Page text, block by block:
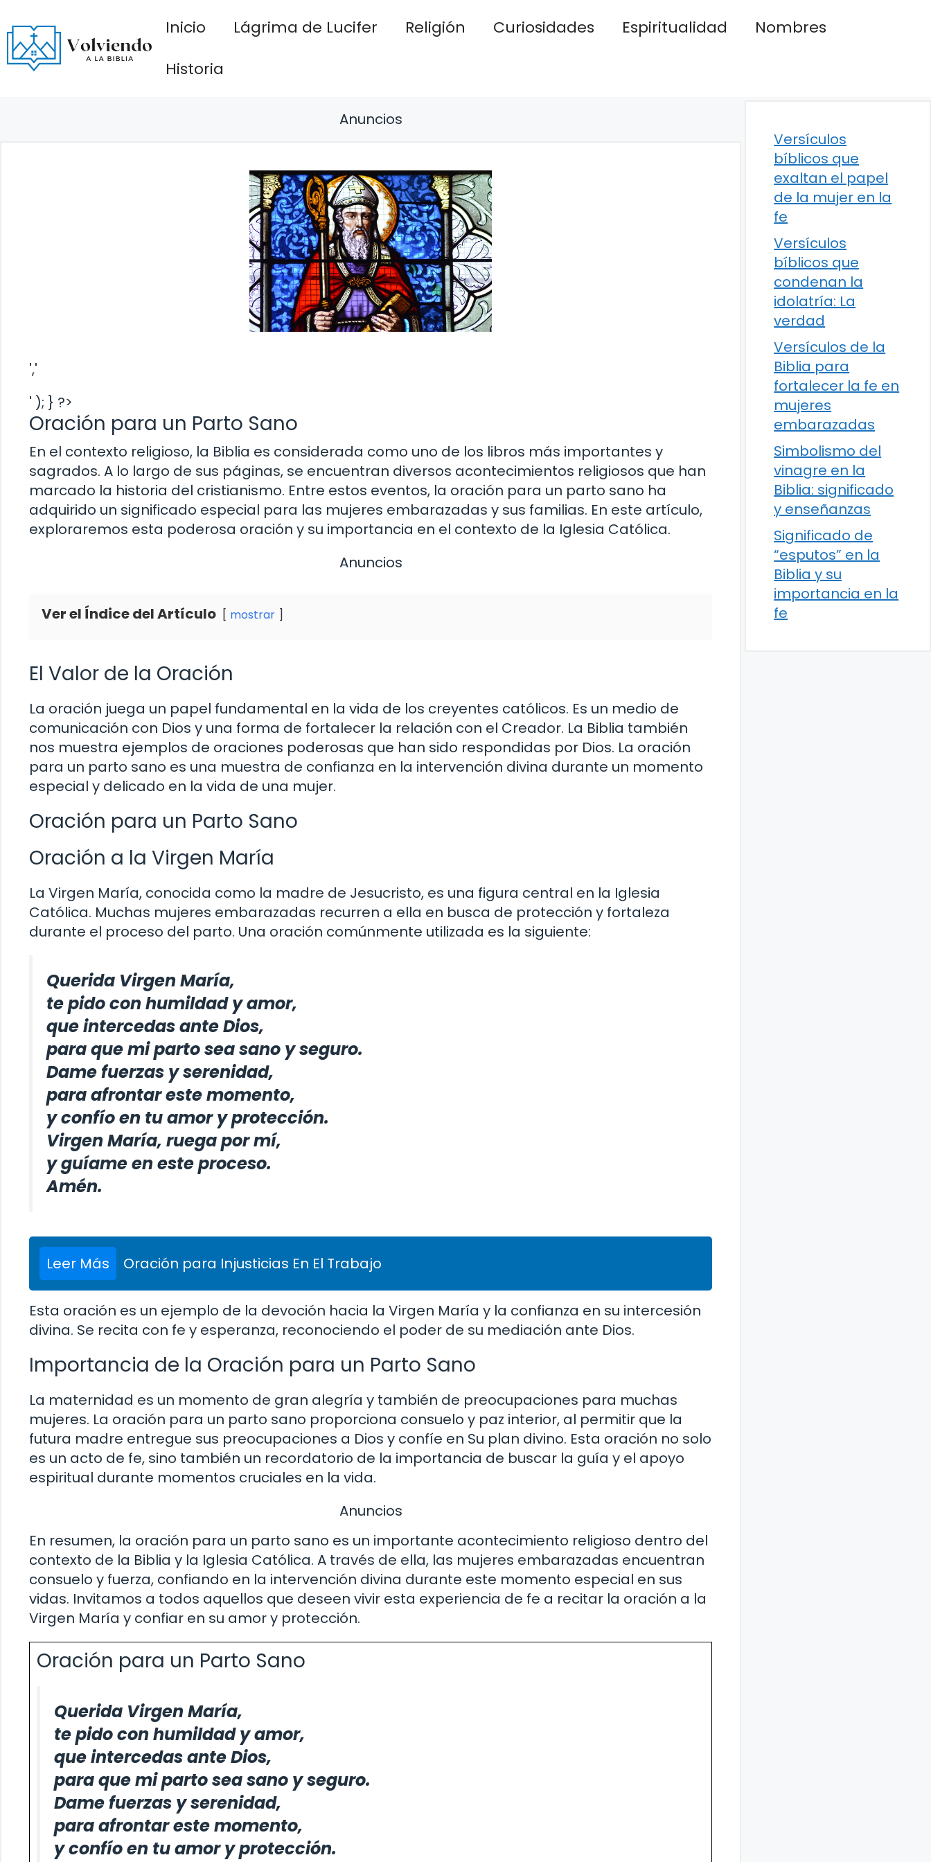
al
contenido
Inicio Lágrima de Lucifer Religión Curiosidades Espiritualidad
Nombres
Historia
Anuncios
','
' ); } ?>
Oración para un Parto Sano
En el contexto religioso, la Biblia es considerada como uno de los libros más importantes y
sagrados. A lo largo de sus páginas, se encuentran diversos acontecimientos religiosos que han
marcado la historia del cristianismo. Entre estos eventos, la oración para un parto sano ha
adquirido un significado especial para las mujeres embarazadas y sus familias. En este artículo,
exploraremos esta poderosa oración y su importancia en el contexto de la Iglesia Católica.
Anuncios
Ver el Índice del Artículo mostrar
El Valor de la Oración
La oración juega un papel fundamental en la vida de los creyentes católicos. Es un medio de
comunicación con Dios y una forma de fortalecer la relación con el Creador. La Biblia también
nos muestra ejemplos de oraciones poderosas que han sido respondidas por Dios. La oración
para un parto sano es una muestra de confianza en la intervención divina durante un momento
especial y delicado en la vida de una mujer.
Oración para un Parto Sano
Oración a la Virgen María
La Virgen María, conocida como la madre de Jesucristo, es una figura central en la Iglesia
Católica. Muchas mujeres embarazadas recurren a ella en busca de protección y fortaleza
durante el proceso del parto. Una oración comúnmente utilizada es la siguiente:
Querida Virgen María,
te pido con humildad y amor,
que intercedas ante Dios,
para que mi parto sea sano y seguro.
Dame fuerzas y serenidad,
para afrontar este momento,
y confío en tu amor y protección.
Virgen María, ruega por mí,
y guíame en este proceso.
Amén.
Leer Más Oración para Injusticias En El Trabajo
Esta oración es un ejemplo de la devoción hacia la Virgen María y la confianza en su intercesión
divina. Se recita con fe y esperanza, reconociendo el poder de su mediación ante Dios.
Importancia de la Oración para un Parto Sano
La maternidad es un momento de gran alegría y también de preocupaciones para muchas
mujeres. La oración para un parto sano proporciona consuelo y paz interior, al permitir que la
futura madre entregue sus preocupaciones a Dios y confíe en Su plan divino. Esta oración no solo
es un acto de fe, sino también un recordatorio de la importancia de buscar la guía y el apoyo
espiritual durante momentos cruciales en la vida.
Anuncios
En resumen, la oración para un parto sano es un importante acontecimiento religioso dentro del
contexto de la Biblia y la Iglesia Católica. A través de ella, las mujeres embarazadas encuentran
consuelo y fuerza, confiando en la intervención divina durante este momento especial en sus
vidas. Invitamos a todos aquellos que deseen vivir esta experiencia de fe a recitar la oración a la
Virgen María y confiar en su amor y protección.
Oración para un Parto Sano
Querida Virgen María,
te pido con humildad y amor,
que intercedas ante Dios,
para que mi parto sea sano y seguro.
Dame fuerzas y serenidad,
para afrontar este momento,
y confío en tu amor y protección.
Versículos
bíblicos que
exaltan el papel
de la mujer en la
fe
Versículos
bíblicos que
condenan la
idolatría: La
verdad
Versículos de la
Biblia para
fortalecer la fe en
mujeres
embarazadas
Simbolismo del
vinagre en la
Biblia: significado
y enseñanzas
Significado de
“esputos” en la
Biblia y su
importancia en la
fe